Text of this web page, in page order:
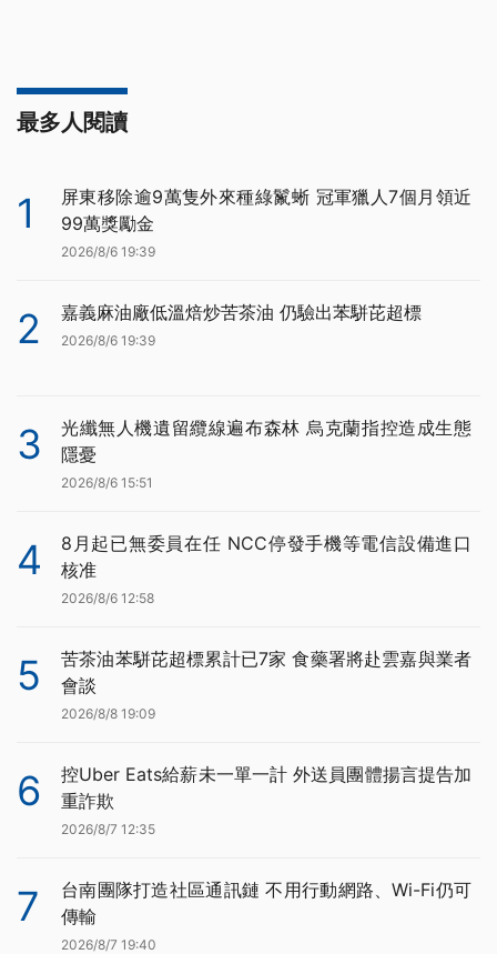
最多人閱讀
1
屏東移除逾9萬隻外來種綠鬣蜥 冠軍獵人7個月領近
99萬獎勵金
2026/8/6 19:39
2 嘉義麻油廠低溫焙炒苦茶油 仍驗出苯駢芘超標
2026/8/6 19:39
3
光纖無人機遺留纜線遍布森林 烏克蘭指控造成生態
隱憂
2026/8/6 15:51
4
8月起已無委員在任 NCC停發手機等電信設備進口
核准
2026/8/6 12:58
5
苦茶油苯駢芘超標累計已7家 食藥署將赴雲嘉與業者
會談
2026/8/8 19:09
6
控Uber Eats給薪未一單一計 外送員團體揚言提告加
重詐欺
2026/8/7 12:35
7
台南團隊打造社區通訊鏈 不用行動網路、Wi-Fi仍可
傳輸
2026/8/7 19:40